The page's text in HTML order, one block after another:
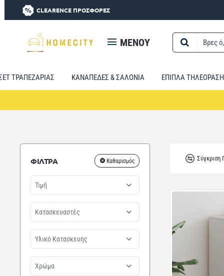
CLEARENCE ΠΡΟΣΦΟΡΕΣ
MENOY
Βρες
χρειαστείς...
ΤΡΑΠΕΖΑΡΙΑΣ ΚΑΝΑΠΕΔΕΣ & ΣΑΛΟΝΙΑ ΕΠΙΠΛΑ
ΦΙΛΤΡΑ Καθαρισμός
Τιμή
Κατασκευαστές
Υλικό Κατασκευής
Χρώμα
Σύγκριση